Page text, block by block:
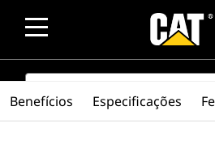
SEARCH
Benefícios Especificações